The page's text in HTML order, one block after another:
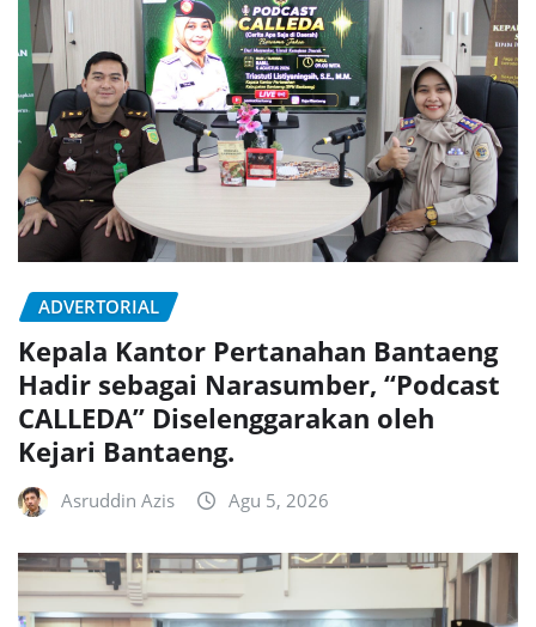
ADVERTORIAL
Kepala Kantor Pertanahan Bantaeng
Hadir sebagai Narasumber, “Podcast
CALLEDA” Diselenggarakan oleh
Kejari Bantaeng.
Asruddin Azis Agu 5, 2026